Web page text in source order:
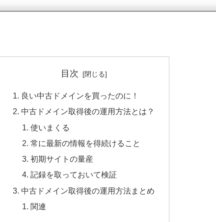
目次
良い中古ドメインを買ったのに！
中古ドメイン取得後の運用方法とは？
使いまくる
常に最新の情報を得続けること
初期サイトの量産
記録を取っておいて検証
中古ドメイン取得後の運用方法まとめ
関連